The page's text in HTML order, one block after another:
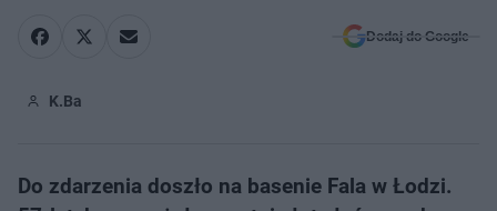
Dodaj do Google
K.Ba
Do zdarzenia doszło na basenie Fala w Łodzi.